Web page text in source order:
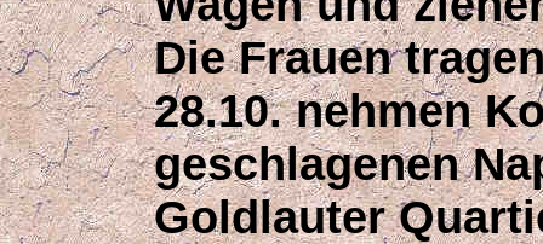
Die Frauen
28.10. nehmen
geschlagenen
Goldlauter